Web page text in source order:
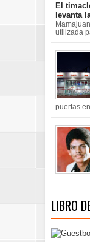
El
levanta
utilizada
puertas en
LIBRO